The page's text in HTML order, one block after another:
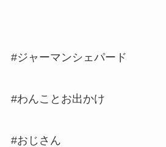
#ジャーマンシェパード
#わんことお出かけ
#おじさん